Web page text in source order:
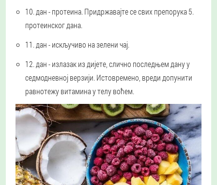
10. дан- протеина. Придржавајте се свих препорука 5.
протеинског дана.
11. дан- искључиво на зелени чај.
12. дан- излазак из дијете, слично последњем дану у
седмодневној верзији. Истовремено, вреди допунити
равнотежу витамина у телу воћем.